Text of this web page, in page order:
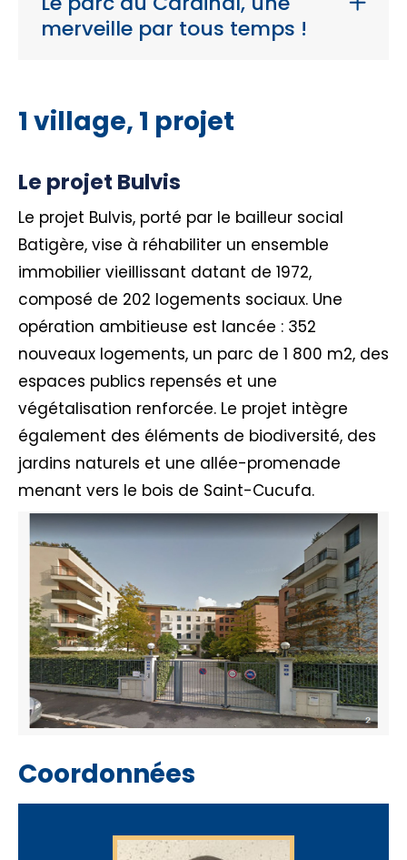
merveille par tous temps !
1 village, 1 projet
Le projet Bulvis
Le projet Bulvis, porté par le bailleur social
Batigère, vise à réhabiliter un ensemble
immobilier vieillissant datant de 1972,
composé de 202 logements sociaux. Une
opération ambitieuse est lancée : 352
nouveaux logements, un parc de 1 800 m2, des
espaces publics repensés et une
végétalisation renforcée. Le projet intègre
également des éléments de biodiversité, des
jardins naturels et une allée-promenade
menant vers le bois de Saint-Cucufa.
Coordonnées